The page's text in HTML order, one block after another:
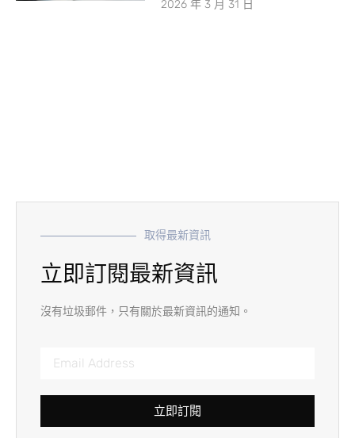
2026 年 3 月 31 日
取得最新資訊
立即訂閱最新資訊
沒有垃圾郵件，只有關於最新資訊的通知。
立即訂閱